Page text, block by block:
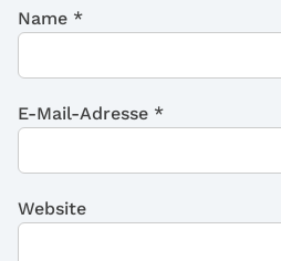
Name *
E-Mail-Adresse *
Website